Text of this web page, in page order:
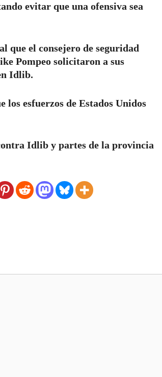
evitar que una ofensiva sea
que el consejero de seguridad
Pompeo solicitaron a sus
Idlib.
los esfuerzos de Estados Unidos
Idlib y partes de la provincia